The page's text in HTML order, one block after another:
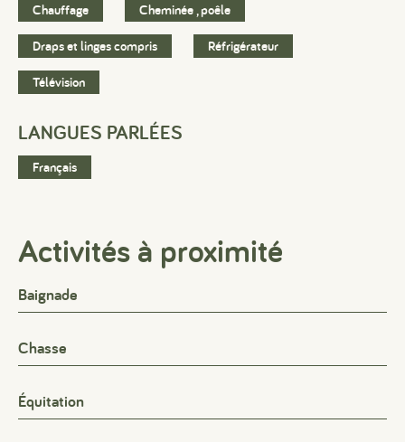
Chauffage Cheminée , poêle
Draps et linges compris Réfrigérateur
Télévision
LANGUES PARLÉES
Français
Activités à proximité
Baignade
Chasse
Équitation
#